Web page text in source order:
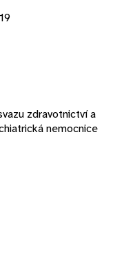
zdravotnictví a
nemocnice